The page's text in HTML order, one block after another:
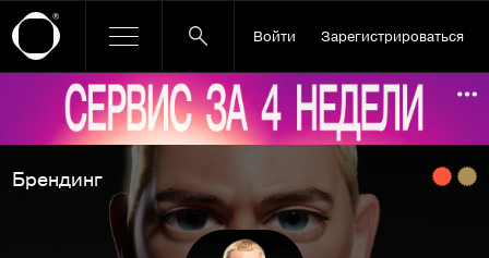
Войти Зарегистрироваться
Ссылка баннера
Брендинг